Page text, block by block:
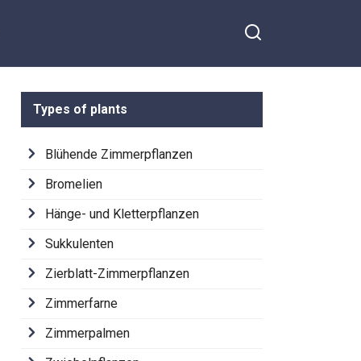
Types of plants
Blühende Zimmerpflanzen
Bromelien
Hänge- und Kletterpflanzen
Sukkulenten
Zierblatt-Zimmerpflanzen
Zimmerfarne
Zimmerpalmen